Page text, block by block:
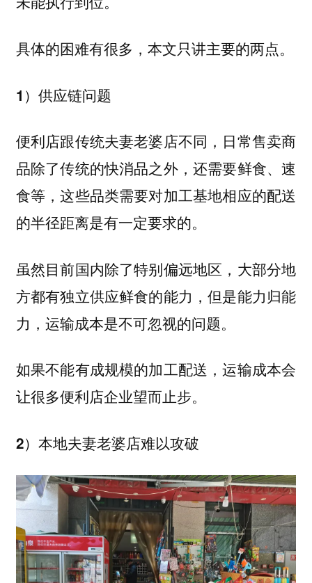
具体的困难有很多，本文只讲主要的两点。
1）供应链问题
便利店跟传统夫妻老婆店不同，日常售卖商
品除了传统的快消品之外，还需要鲜食、速
食等，这些品类需要对加工基地相应的配送
的半径距离是有一定要求的。
虽然目前国内除了特别偏远地区，大部分地
方都有独立供应鲜食的能力，但是能力归能
力，运输成本是不可忽视的问题。
如果不能有成规模的加工配送，运输成本会
让很多便利店企业望而止步。
2）本地夫妻老婆店难以攻破